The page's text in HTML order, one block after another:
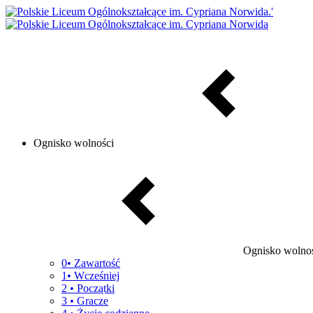
Ognisko wolności
Ognisko
0• Zawartość
1• Wcześniej
2 • Początki
3 • Gracze